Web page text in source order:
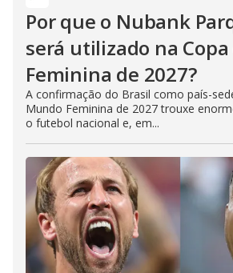
Por que o Nubank
será utilizado na
Feminina de 2027?
A confirmação do Brasil como país-
Mundo Feminina de 2027 trouxe
o futebol nacional e, em...